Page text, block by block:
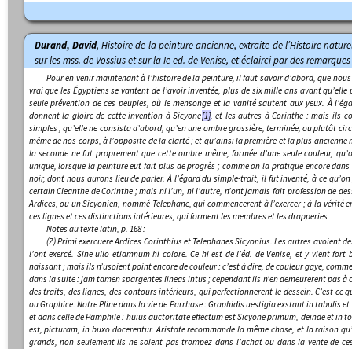
Durand, David,Histoire de la peinture ancienne, extraite de l’Histoire
sur les mss. de Vossius et sur la Ie ed. de Venise, et éclairci par des
Pour en venir maintenant à l’histoire de la peinture, il faut savoir d’abord, que
vrai que les Égyptiens se vantent de l’avoir inventée, plus de six mille ans avant
seule prévention de ces peuples, où le mensonge et la vanité sautent aux yeux. À
donnent la gloire de cette invention à Sicyone[1], et les autres à Corinthe : mais ils
simples ; qu’elle ne consista d’abord, qu’en une ombre grossière, terminée, ou plutôt
même de nos corps, à l’opposite de la clarté ; et qu’ainsi la première et la plus
la seconde ne fut proprement que cette ombre même, formée d’une seule couleur,
unique, lorsque la peinture eut fait plus de progrès ; comme on la pratique encore
noir, dont nous aurons lieu de parler. À l’égard du simple-trait, il fut inventé, à ce
certain Cleanthe de Corinthe ; mais ni l’un, ni l’autre, n’ont jamais fait profession de
Ardices, ou un Sicyonien, nommé Telephane, qui commencerent à l’exercer ; à la
ces lignes et ces distinctions intérieures, qui forment les membres et les drapperies
Notes au texte latin, p. 168 :
(Z)Primi exercuere Ardices Corinthius et Telephanes Sicyonius. Les autres avoient
l’ont exercé. Sine ullo etiamnum hi colore. Ce hiest de l’éd. de Venise, et y vient
naissant ; mais ils n’usoient point encore de couleur : c’est à dire, de couleur gaye,
dans la suite :jam tamen spargentes lineas intus; cependant ils n’en demeurerent pas
des traits, des lignes, des contours intérieurs, qui perfectionnerent le dessein. C’est ce
ouGraphice. Notre Pline dans la vie de Parrhase :Graphidis uestigia exstant in tabulis
et dans celle de Pamphile : huius auctoritate effectum est Sicyone primum, deinde et in
est, picturam,in buxo docerentur.Aristote recommande la même chose, et la raison
grands, non seulement ils ne soient pas trompez dans l’achat ou dans la vente de